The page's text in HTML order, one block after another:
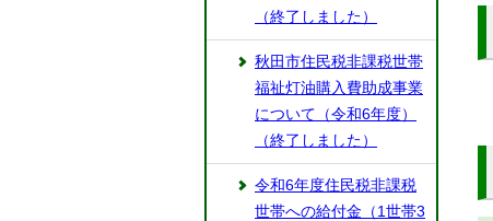
（終了しました）
秋田市住民税非課税世帯
福祉灯油購入費助成事業
について（令和6年度）
（終了しました）
令和6年度住民税非課税
世帯への給付金（1世帯3